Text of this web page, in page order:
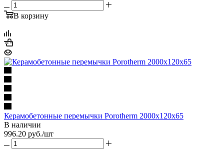
В корзину
Керамобетонные перемычки Porotherm 2000x120x65
В наличии
996.20 руб./шт